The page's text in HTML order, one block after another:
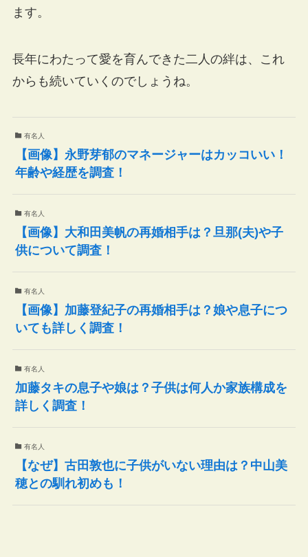
ます。
長年にわたって愛を育んできた二人の絆は、これ
からも続いていくのでしょうね。
有名人
【画像】永野芽郁のマネージャーはカッコいい！
年齢や経歴を調査！
有名人
【画像】大和田美帆の再婚相手は？旦那(夫)や子
供について調査！
有名人
【画像】加藤登紀子の再婚相手は？娘や息子につ
いても詳しく調査！
有名人
加藤タキの息子や娘は？子供は何人か家族構成を
詳しく調査！
有名人
【なぜ】古田敦也に子供がいない理由は？中山美
穂との馴れ初めも！